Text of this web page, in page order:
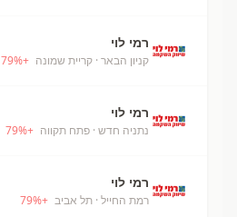
רמי לוי
קניון הבאר · קריית שמונה +
79%
רמי לוי
נתניה חדש · פתח תקווה +
79%
רמי לוי
רמת החייל · תל אביב +
79%